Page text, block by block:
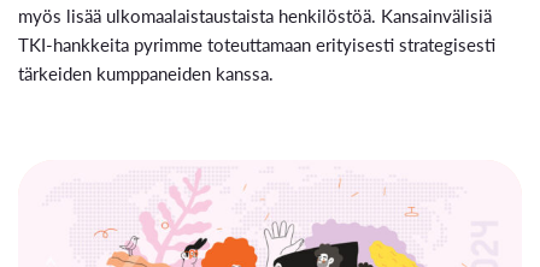
myös lisää ulkomaalaistaustaista henkilöstöä. Kansainvälisiä
TKI-hankkeita pyrimme toteuttamaan erityisesti strategisesti
tärkeiden kumppaneiden kanssa.